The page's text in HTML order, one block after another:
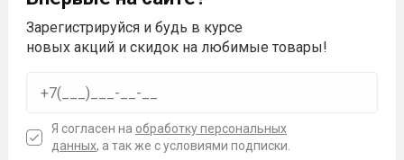
Зарегистрируйся и будь в курсе
новых акций и скидок на любимые товары!
Я согласен на обработку персональных
данных, а так же с условиями подписки.